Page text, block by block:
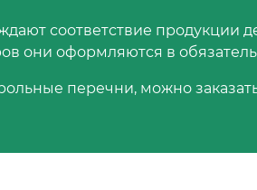
соответствие продукции
они оформляются в
перечни, можно